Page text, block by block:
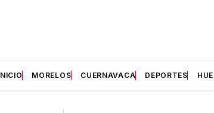
MORELOS CUERNAVACA DEPORTES